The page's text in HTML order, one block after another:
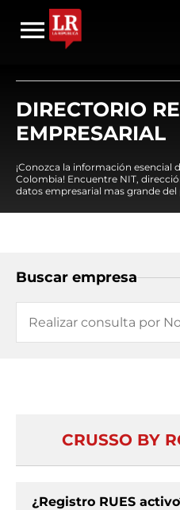
DIRECTORIO
EMPRESARIAL
¡Conozca la información esencial
Colombia! Encuentre NIT,
datos empresarial mas grande del
Buscar empresa
CRUSSO BY
¿Registro RUES